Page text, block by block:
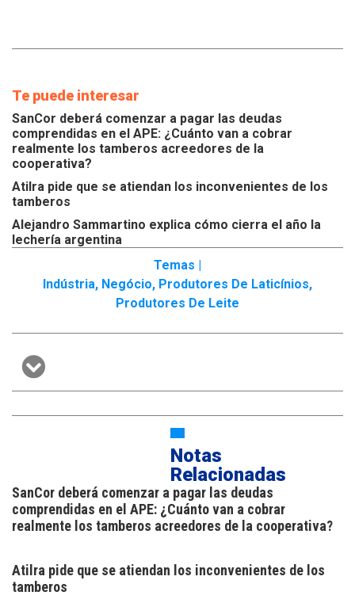
Te puede interesar
SanCor deberá comenzar a pagar las deudas
comprendidas en el APE: ¿Cuánto van a cobrar
realmente los tamberos acreedores de la
cooperativa?
Atilra pide que se atiendan los inconvenientes de los
tamberos
Alejandro Sammartino explica cómo cierra el año la
lechería argentina
Temas |
Indústria, Negócio, Produtores De Laticínios,
Produtores De Leite
Notas
Relacionadas
SanCor deberá comenzar a pagar las deudas
comprendidas en el APE: ¿Cuánto van a cobrar
realmente los tamberos acreedores de la cooperativa?
Atilra pide que se atiendan los inconvenientes de los
tamberos